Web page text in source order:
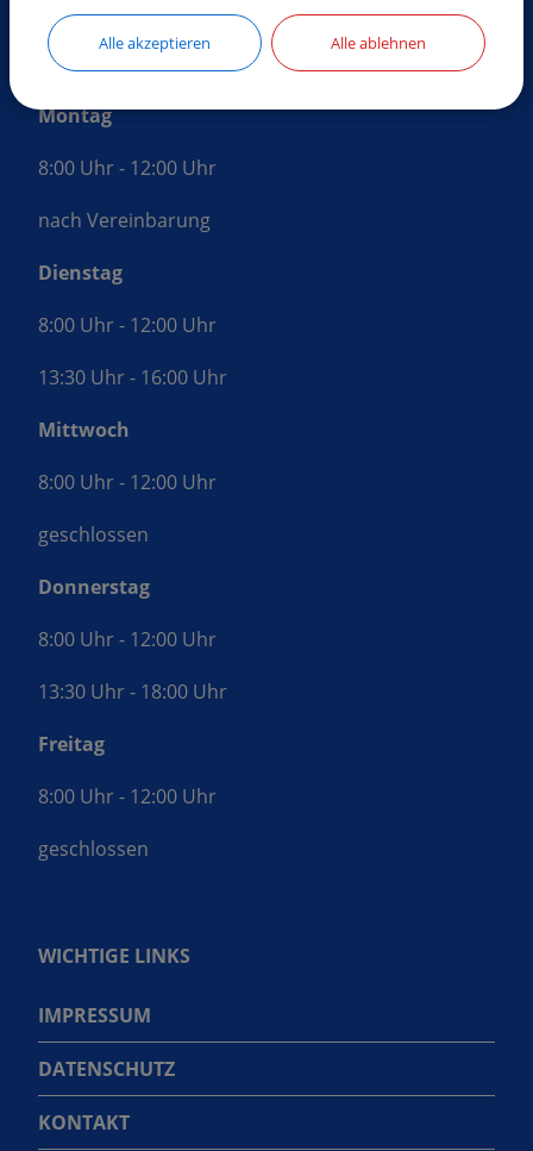
ÖFFNUNGSZEITEN
Montag
8:00 Uhr - 12:00 Uhr
nach Vereinbarung
Dienstag
8:00 Uhr - 12:00 Uhr
13:30 Uhr - 16:00 Uhr
Mittwoch
8:00 Uhr - 12:00 Uhr
geschlossen
Donnerstag
8:00 Uhr - 12:00 Uhr
13:30 Uhr - 18:00 Uhr
Freitag
8:00 Uhr - 12:00 Uhr
geschlossen
WICHTIGE LINKS
IMPRESSUM
DATENSCHUTZ
KONTAKT
Alle akzeptieren Alle ablehnen